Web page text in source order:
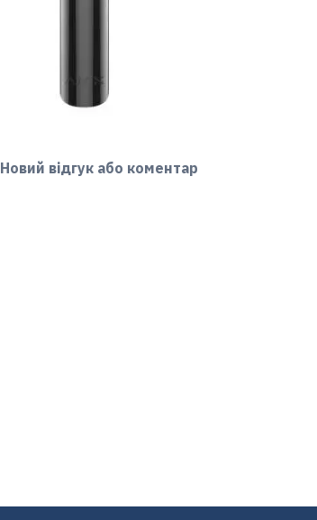
Новий відгук або коментар